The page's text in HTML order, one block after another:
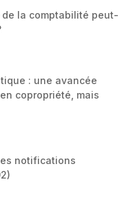
la comptabilité peut-
: une avancée
copropriété, mais
notifications